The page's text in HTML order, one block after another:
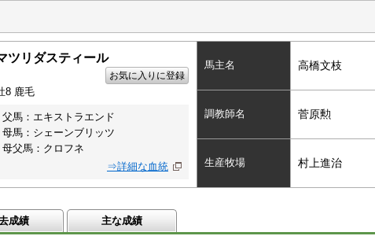
ツリダスティール
お気に入りに登録
8 鹿毛
父馬：エキストラエンド
母馬：シェーンブリッツ
母父馬：クロフネ
⇒詳細な血統
馬主名 高橋文枝
調教師名 菅原勲
生産牧場 村上進治
成績 主な成績